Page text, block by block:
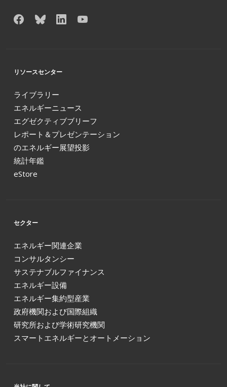
リソースセンター
ライブラリー
エネルギーニュース
エグゼクティブブリーフ
レポート＆プレゼンテーション
のエネルギー展望投影
統計年鑑
eStore
セクター
エネルギー関連企業
コンサルタンシー
サステナブルファイナンス
エネルギー設備
エネルギー集約型産業
政府機関および国際組織
研究所および学術研究機関
スマートエネルギーとオートメーション